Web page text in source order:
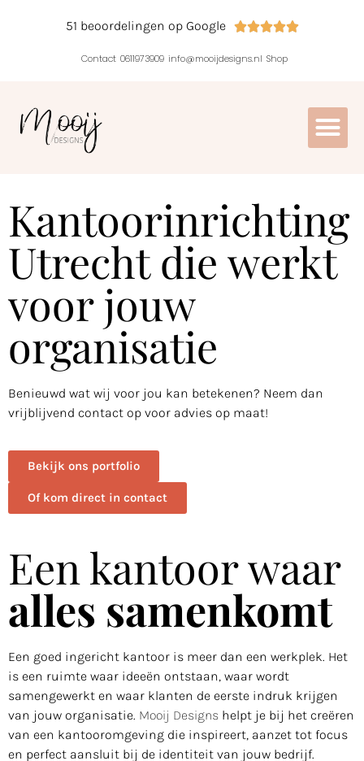
51 beoordelingen op Google 
Contact 0611973909 info@mooijdesigns.nl Shop
Kantoorinrichting
Utrecht die werkt
voor jouw
organisatie
Benieuwd wat wij voor jou kan betekenen? Neem dan
vrijblijvend contact op voor advies op maat!
Bekijk ons portfolio
Of kom direct in contact
Een kantoor waar
alles samenkomt
Een goed ingericht kantoor is meer dan een werkplek. Het
is een ruimte waar ideeën ontstaan, waar wordt
samengewerkt en waar klanten de eerste indruk krijgen
van jouw organisatie. Mooij Designs helpt je bij het creëren
van een kantooromgeving die inspireert, aanzet tot focus
en perfect aansluit bij de identiteit van jouw bedrijf.